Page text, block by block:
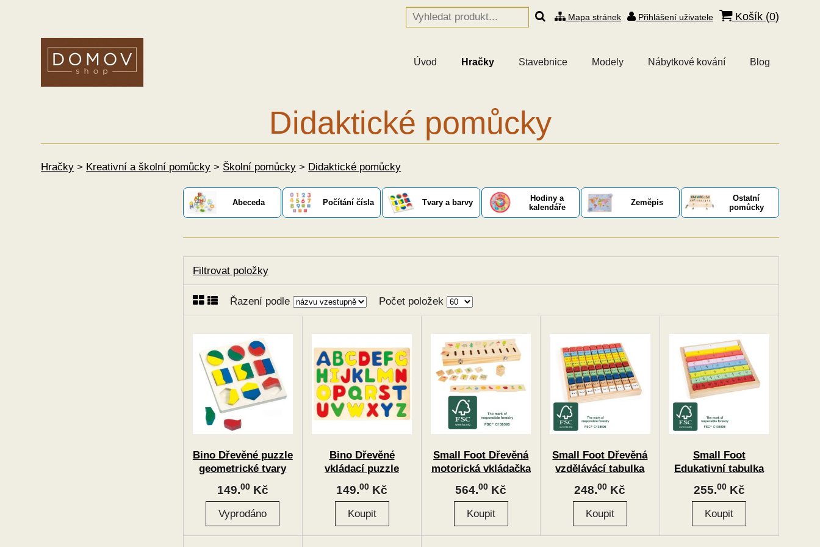
Mapa stránek Přihlášení uživatele Košík (0)
Úvod Hračky Stavebnice Modely Nábytkové kování Blog
Didaktické pomůcky
Hračky > Kreativní a školní pomůcky > Školní pomůcky > Didaktické pomůcky
Abeceda Počítání čísla Tvary a barvy
Hodiny a
kalendáře
Zeměpis
Ostatní
pomůcky
Filtrovat položky
Řazení podle Počet položek
Bino Dřevěné puzzle
geometrické tvary
149.00Kč
Bino Dřevěné
vkládací puzzle
abeceda
149.00 Kč
Small Foot Dřevěná
motorická vkládačka
vzdělávací třídění
564.00 Kč
Small Foot Dřevěná
vzdělávácí tabulka
násobilka
248.00 Kč
Small Foot
Edukativní tabulka
barevná zlomky
255.00Kč